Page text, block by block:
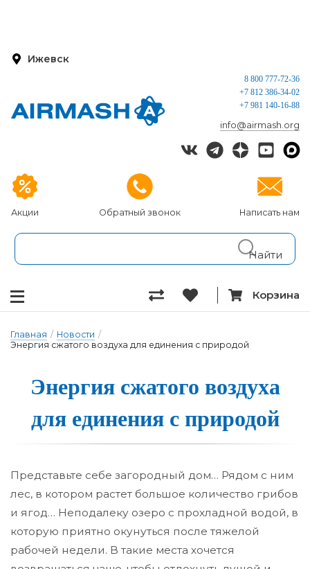
Ижевск
Акции Обратный звонок Написать нам
8 800 777-72-36
+7 812 386-34-02
+7 981 140-16-88
info@airmash.org
Корзина
Главная / Новости /
Энергия сжатого воздуха для единения с природой
Э­нер­гия сжа­то­го воз­ду­ха
для е­ди­не­ния с при­ро­дой
Представьте себе загородный дом… Рядом с ним
лес, в котором растет большое количество грибов
и ягод… Неподалеку озеро с прохладной водой, в
которую приятно окунуться после тяжелой
рабочей недели. В такие места хочется